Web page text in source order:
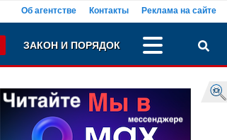
Об агентстве Контакты Реклама на сайте
ЗАКОН И ПОРЯДОК